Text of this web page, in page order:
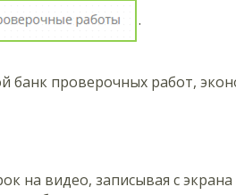
.
банк проверочных работ,
на видео, записывая с